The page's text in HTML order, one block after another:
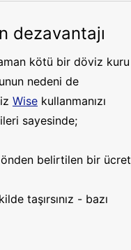
dezavantajı
kötü bir döviz kuru
nedeni de
Wise kullanmanızı
sayesinde;
önden belirtilen bir ücret
taşırsınız - bazı